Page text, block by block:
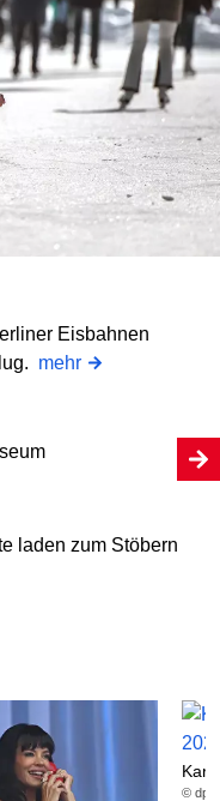
Eisbahnen
mehr
laden zum Stöbern
© dpa